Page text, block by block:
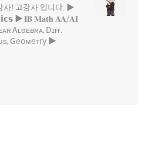
사! 고강사 입니다. ▶
▶ 𝐈𝐁 𝐌𝐚𝐭𝐡 𝐀𝐀/𝐀𝐈
Aʟɢᴇʙʀᴀ, Dɪғғ.
Geoмeтry ▶